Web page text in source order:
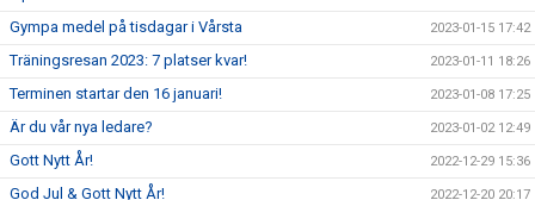
Gympa medel på tisdagar i Vårsta 2023-01-15 17:42
Träningsresan 2023: 7 platser kvar! 2023-01-11 18:26
Terminen startar den 16 januari! 2023-01-08 17:25
Är du vår nya ledare? 2023-01-02 12:49
Gott Nytt År! 2022-12-29 15:36
God Jul & Gott Nytt År! 2022-12-20 20:17